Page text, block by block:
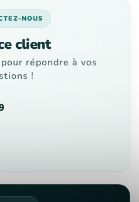
NOUS
client
répondre à vos
!